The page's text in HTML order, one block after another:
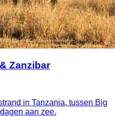
Zanzibar
in Tanzania, tussen Big
aan zee.